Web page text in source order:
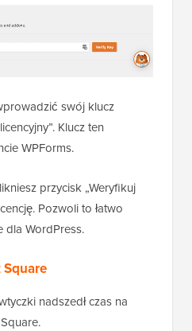
swój klucz
Klucz ten
WPForms.
przycisk „Weryfikuj
Pozwoli to łatwo
dla WordPress.
Square
nadszedł czas na